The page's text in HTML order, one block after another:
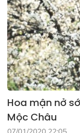
Hoa mận nở
Mộc Châu